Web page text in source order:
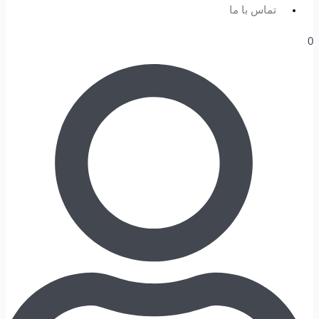
تماس با ما